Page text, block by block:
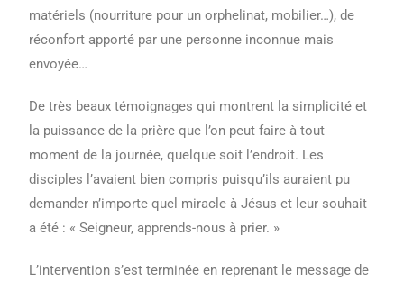
matériels (nourriture pour un orphelinat, mobilier…), de
réconfort apporté par une personne inconnue mais
envoyée…
De très beaux témoignages qui montrent la simplicité et
la puissance de la prière que l’on peut faire à tout
moment de la journée, quelque soit l’endroit. Les
disciples l’avaient bien compris puisqu’ils auraient pu
demander n’importe quel miracle à Jésus et leur souhait
a été : « Seigneur, apprends-nous à prier. »
L’intervention s’est terminée en reprenant le message de